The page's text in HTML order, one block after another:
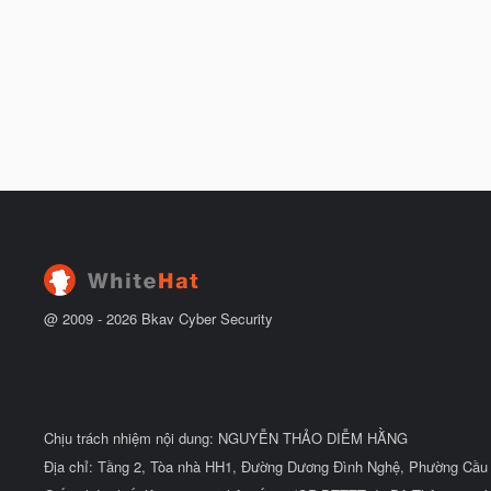
@ 2009 - 2026 Bkav Cyber Security
Chịu trách nhiệm nội dung: NGUYỄN THẢO DIỄM HẰNG
Địa chỉ: Tầng 2, Tòa nhà HH1, Đường Dương Đình Nghệ, Phường